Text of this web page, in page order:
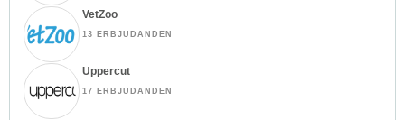
VetZoo
13 ERBJUDANDEN
Uppercut
17 ERBJUDANDEN